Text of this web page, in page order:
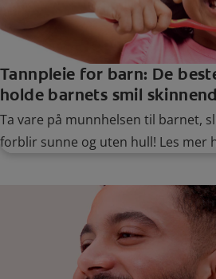
Tannpleie for barn: De
holde barnets smil
Ta vare på munnhelsen til barnet,
forblir sunne og uten hull! Les mer